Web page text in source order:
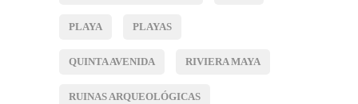
PLAYA PLAYAS
QUINTA AVENIDA RIVIERA MAYA
RUINAS ARQUEOLÓGICAS